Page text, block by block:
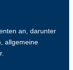
an, darunter
allgemeine